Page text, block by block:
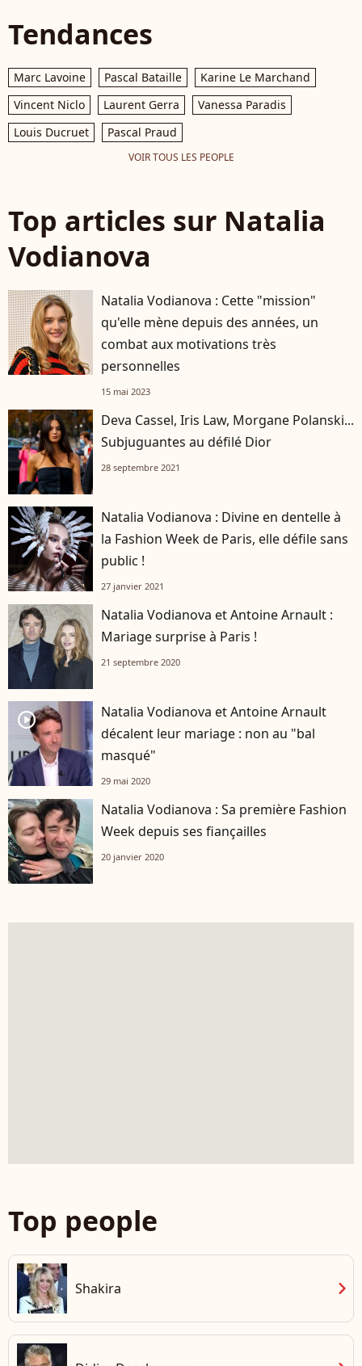
Tendances
Marc Lavoine Pascal Bataille
Karine Le Marchand
Vincent Niclo
Laurent Gerra
Vanessa Paradis
Louis Ducruet
Pascal Praud
VOIR TOUS LES PEOPLE
Top articles sur Natalia
Vodianova
Natalia Vodianova : Cette "mission"
qu'elle mène depuis des années, un
combat aux motivations très
personnelles
15 mai 2023
Deva Cassel, Iris Law, Morgane Polanski...
Subjuguantes au défilé Dior
28 septembre 2021
Natalia Vodianova : Divine en dentelle à
la Fashion Week de Paris, elle défile sans
public !
27 janvier 2021
Natalia Vodianova et Antoine Arnault :
Mariage surprise à Paris !
21 septembre 2020
player2
Natalia Vodianova et Antoine Arnault
décalent leur mariage : non au "bal
masqué"
29 mai 2020
Natalia Vodianova : Sa première Fashion
Week depuis ses fiançailles
20 janvier 2020
Top people
Shakira chevron_right